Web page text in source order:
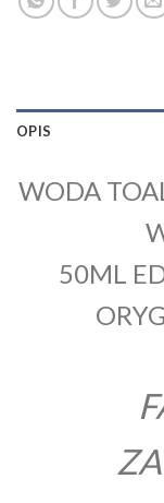
OPIS
WODA
50ML